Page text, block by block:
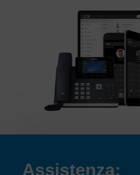
Assistenza: